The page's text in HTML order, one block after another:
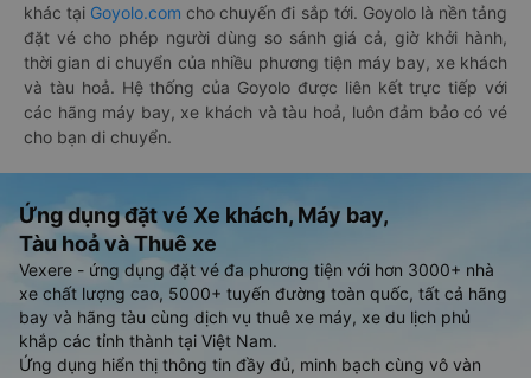
khác tại Goyolo.com cho chuyến đi sắp tới. Goyolo là nền tảng
đặt vé cho phép người dùng so sánh giá cả, giờ khởi hành,
thời gian di chuyển của nhiều phương tiện máy bay, xe khách
và tàu hoả. Hệ thống của Goyolo được liên kết trực tiếp với
các hãng máy bay, xe khách và tàu hoả, luôn đảm bảo có vé
cho bạn di chuyển.
Ứng dụng đặt vé Xe khách, Máy bay,
Tàu hoả và Thuê xe
Vexere - ứng dụng đặt vé đa phương tiện với hơn 3000+ nhà
xe chất lượng cao, 5000+ tuyến đường toàn quốc, tất cả hãng
bay và hãng tàu cùng dịch vụ thuê xe máy, xe du lịch phủ
khắp các tỉnh thành tại Việt Nam.
Ứng dụng hiển thị thông tin đầy đủ, minh bạch cùng vô vàn